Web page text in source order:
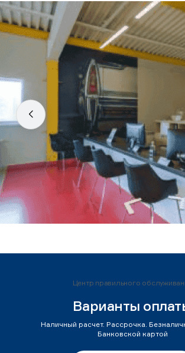
Центр правильного
Варианты
Наличный расчет. Рассрочка.
Банковской картой